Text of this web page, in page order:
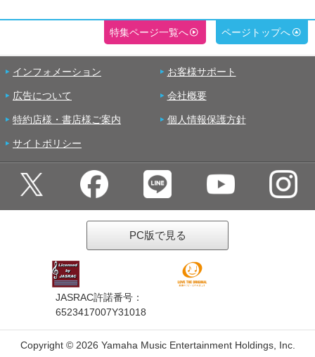
特集ページ一覧へ ページトップへ
インフォメーション お客様サポート
広告について 会社概要
特約店様・書店様ご案内 個人情報保護方針
サイトポリシー
PC版で見る
JASRAC許諾番号：
6523417007Y31018
Copyright © 2026 Yamaha Music Entertainment Holdings, Inc.